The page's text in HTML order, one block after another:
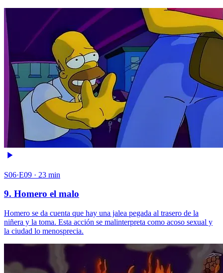
S06·E09 · 23 min
9. Homero el malo
Homero se da cuenta que hay una jalea pegada al trasero de la
niñera y la toma. Esta acción se malinterpreta como acoso sexual y
la ciudad lo menosprecia.